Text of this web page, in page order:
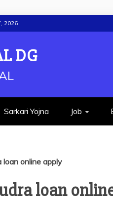
2026
DG
Sarkari Yojna Job
loan online apply
loan